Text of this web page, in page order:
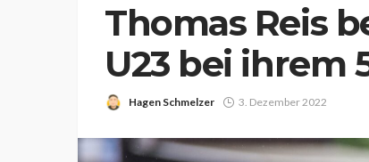
Thomas Reis
U23 bei ihrem
Hagen Schmelzer 3. Dezember 2022